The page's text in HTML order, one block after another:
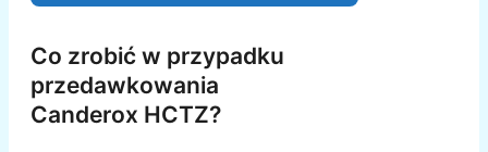
Co zrobić w przypadku
przedawkowania
Canderox HCTZ?